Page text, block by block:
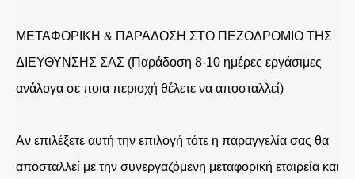
ΜΕΤΑΦΟΡΙΚΗ & ΠΑΡΑΔΟΣΗ ΣΤΟ ΠΕΖΟΔΡΟΜΙΟ ΤΗΣ
ΔΙΕΥΘΥΝΣΗΣ ΣΑΣ (Παράδοση 8-10 ημέρες εργάσιμες
ανάλογα σε ποια περιοχή θέλετε να αποσταλλεί)
Αν επιλέξετε αυτή την επιλογή τότε η παραγγελία σας θα
αποσταλλεί με την συνεργαζόμενη μεταφορική εταιρεία και